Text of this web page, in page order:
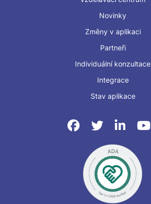
Novinky
Změny v aplikaci
Partneři
Individuální konzultace
Integrace
Stav aplikace